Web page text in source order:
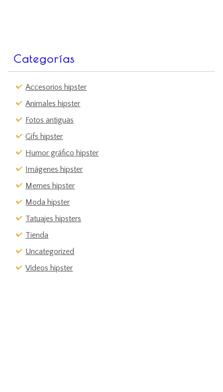
Categorías
Accesorios hipster
Animales hipster
Fotos antiguas
Gifs hipster
Humor gráfico hipster
Imágenes hipster
Memes hipster
Moda hipster
Tatuajes hipsters
Tienda
Uncategorized
Vídeos hipster